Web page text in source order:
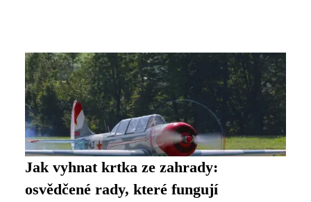
Jak vyhnat krtka ze zahrady:
osvědčené rady, které fungují